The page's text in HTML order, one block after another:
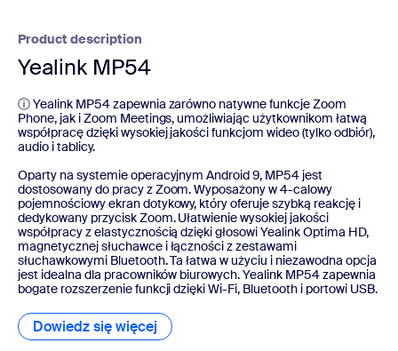
Product description
Yealink MP54
ⓘ Yealink MP54 zapewnia zarówno natywne funkcje Zoom
Phone, jak i Zoom Meetings, umożliwiając użytkownikom łatwą
współpracę dzięki wysokiej jakości funkcjom wideo (tylko odbiór),
audio i tablicy.
Oparty na systemie operacyjnym Android 9, MP54 jest
dostosowany do pracy z Zoom. Wyposażony w 4-calowy
pojemnościowy ekran dotykowy, który oferuje szybką reakcję i
dedykowany przycisk Zoom. Ułatwienie wysokiej jakości
współpracy z elastycznością dzięki głosowi Yealink Optima HD,
magnetycznej słuchawce i łączności z zestawami
słuchawkowymi Bluetooth. Ta łatwa w użyciu i niezawodna opcja
jest idealna dla pracowników biurowych. Yealink MP54 zapewnia
bogate rozszerzenie funkcji dzięki Wi-Fi, Bluetooth i portowi USB.
Dowiedz się więcej Dowiedz się więcej